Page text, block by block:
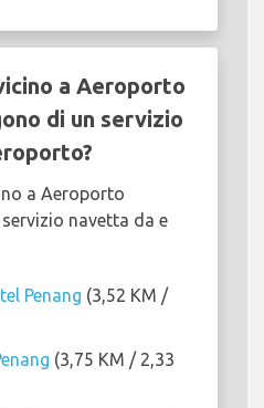
a Aeroporto
di un servizio
a Aeroporto
navetta da e
Penang (3,52 KM /
(3,75 KM / 2,33